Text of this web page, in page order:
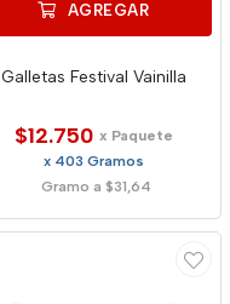
AGREGAR
Galletas Festival Vainilla
$12.750 x Paquete
x 403 Gramos
Gramo a $31,64